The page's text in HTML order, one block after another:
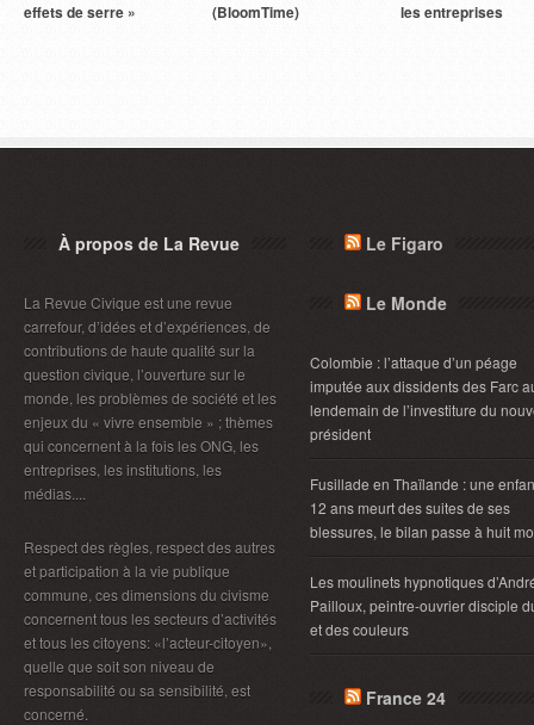
effets de serre »
(BloomTime)
les entreprises
À propos de La Revue
La Revue Civique est une revue
carrefour, d’idées et d’expériences, de
contributions de haute qualité sur la
question civique, l’ouverture sur le
monde, les problèmes de société et les
enjeux du « vivre ensemble » ; thèmes
qui concernent à la fois les ONG, les
entreprises, les institutions, les
médias....
Respect des règles, respect des autres
et participation à la vie publique
commune, ces dimensions du civisme
concernent tous les secteurs d’activités
et tous les citoyens: «l’acteur-citoyen»,
quelle que soit son niveau de
responsabilité ou sa sensibilité, est
concerné.
Le Figaro
Le Monde
Colombie : l’attaque d’un péage
imputée aux dissidents des Farc
lendemain de l’investiture du
président
Fusillade en Thaïlande : une
12 ans meurt des suites de ses
blessures, le bilan passe à huit
Les moulinets hypnotiques
Pailloux, peintre-ouvrier disciple
et des couleurs
France 24